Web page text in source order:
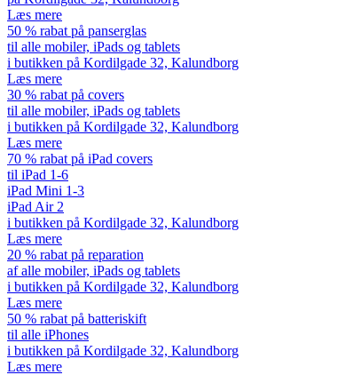
Læs mere
50 % rabat på panserglas
til alle mobiler, iPads og tablets
i butikken på Kordilgade 32, Kalundborg
Læs mere
30 % rabat på covers
til alle mobiler, iPads og tablets
i butikken på Kordilgade 32, Kalundborg
Læs mere
70 % rabat på iPad covers
til iPad 1-6
iPad Mini 1-3
iPad Air 2
i butikken på Kordilgade 32, Kalundborg
Læs mere
20 % rabat på reparation
af alle mobiler, iPads og tablets
i butikken på Kordilgade 32, Kalundborg
Læs mere
50 % rabat på batteriskift
til alle iPhones
i butikken på Kordilgade 32, Kalundborg
Læs mere